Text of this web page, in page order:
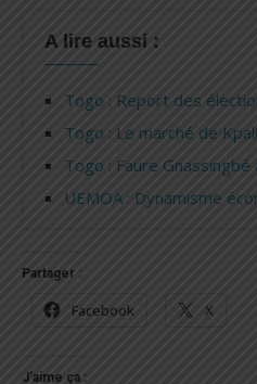
A lire aussi :
Togo : Report des
Togo : Le marché de
Togo : Faure
UEMOA : Dynamisme
Partager :
Facebook X
J’aime ça :